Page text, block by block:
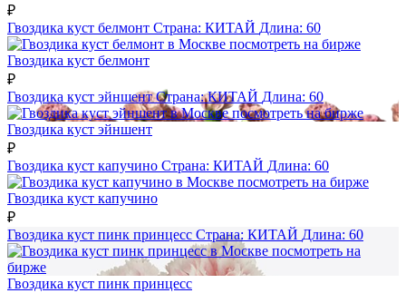
₽
Гвоздика куст белмонт Страна: КИТАЙ Длина: 60
посмотреть на бирже
Гвоздика куст белмонт
₽
Гвоздика куст эйншентСтрана:КИТАЙ Длина: 60
посмотреть на бирже
Гвоздика куст эйншент
₽
Гвоздика куст капучино Страна: КИТАЙ Длина: 60
посмотреть на бирже
Гвоздика куст капучино
₽
Гвоздика куст пинк принцесс Страна: КИТАЙ Длина: 60
посмотреть на
бирже
Гвоздика куст пинк принцесс